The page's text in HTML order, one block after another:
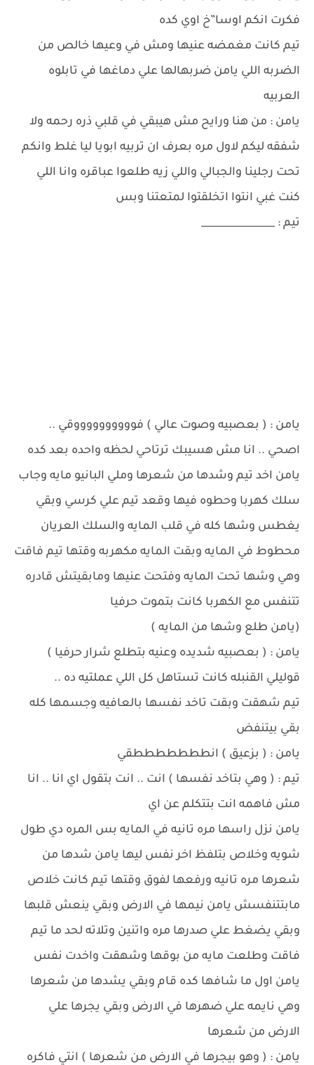
فكرت انكم اوسا”خ اوي كده
تيم كانت مغمضه عنيها ومش في وعيها خالص من
الضربه اللي يامن ضربهالها علي دماغها في تابلوه
العربيه
يامن : من هنا ورايح مش هيبقي في قلبي ذره رحمه ولا
شفقه ليكم لاول مره بعرف ان تربيه ابويا ليا غلط وانكم
تحت رجلينا والجبالي واللي زيه طلعوا عباقره وانا اللي
كنت غبي انتوا اتخلقتوا لمتعتنا وبس
تيم : _______________
يامن : ( بعصبيه وصوت عالي ) فووووووووووقي ..
اصحي .. انا مش هسيبك ترتاحي لحظه واحده بعد كده
يامن اخد تيم وشدها من شعرها وملي البانيو مايه وجاب
سلك كهربا وحطوه فيها وقعد تيم علي كرسي وبقي
يغطس وشها كله في قلب المايه والسلك العريان
محطوط في المايه وبقت المايه مكهربه وقتها تيم فاقت
وهي وشها تحت المايه وفتحت عنيها ومابقيتش قادره
تتنفس مع الكهربا كانت بتموت حرفيا
(يامن طلع وشها من المايه )
يامن : ( بعصبيه شديده وعنيه بتطلع شرار حرفيا )
قوليلي القنبله كانت تستاهل كل اللي عملتيه ده ..
تيم شهقت وبقت تاخد نفسها بالعافيه وجسمها كله
بقي بيتنفض
يامن : ( بزعيق ) انطططططططقي
تيم : ( وهي بتاخد نفسها ) انت .. انت بتقول اي انا .. انا
مش فاهمه انت بتتكلم عن اي
يامن نزل راسها مره تانيه في المايه بس المره دي طول
شويه وخلاص بتلفظ اخر نفس ليها يامن شدها من
شعرها مره تانيه ورفعها لفوق وقتها تيم كانت خلاص
مابتتنفسش يامن نيمها في الارض وبقي ينعش قلبها
وبقي يضغط علي صدرها مره واتنين وتلاته لحد ما تيم
فاقت وطلعت مايه من بوقها وشهقت واخدت نفس
يامن اول ما شافها كده قام وبقي يشدها من شعرها
وهي نايمه علي ضهرها في الارض وبقي يجرها علي
الارض من شعرها
يامن : ( وهو بيجرها في الارض من شعرها ) انتي فاكره